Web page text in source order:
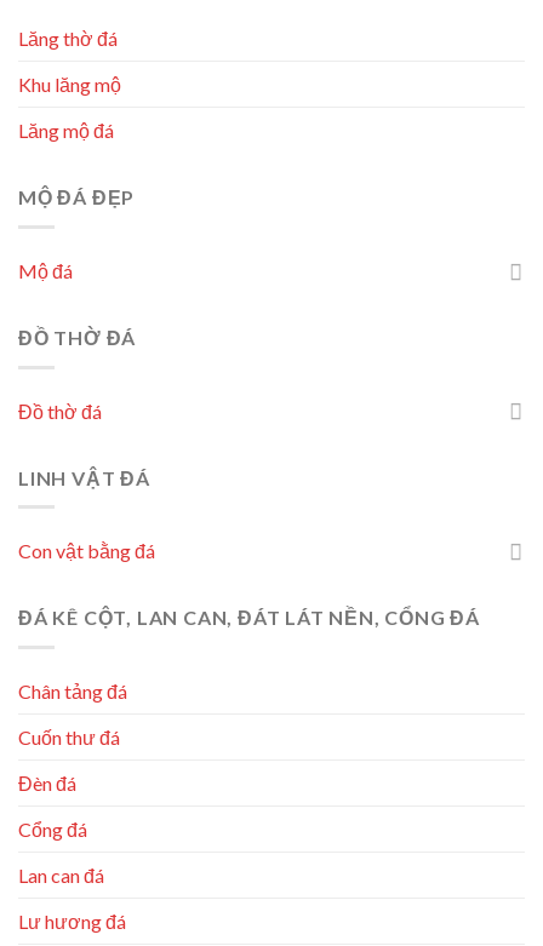
Lăng thờ đá
Khu lăng mộ
Lăng mộ đá
MỘ ĐÁ ĐẸP
Mộ đá
ĐỒ THỜ ĐÁ
Đồ thờ đá
LINH VẬT ĐÁ
Con vật bằng đá
ĐÁ KÊ CỘT, LAN CAN, ĐÁT LÁT NỀN, CỔNG ĐÁ
Chân tảng đá
Cuốn thư đá
Đèn đá
Cổng đá
Lan can đá
Lư hương đá